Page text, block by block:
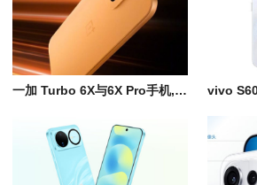
一加 Turbo 6X与6X Pro手机, 千元档超长续航新机, 6月15日正式开售